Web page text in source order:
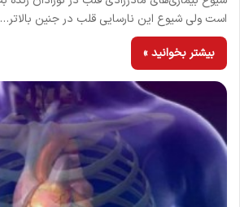
است ولی شیوع این نارسایی قلب در جنین بالاتر…
بیشتر بخوانید »